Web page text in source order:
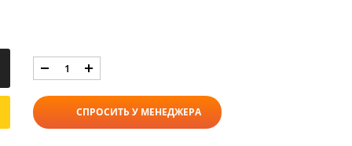
СПРОСИТЬ У МЕНЕДЖЕРА